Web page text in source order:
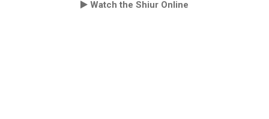
Watch the Shiur Online